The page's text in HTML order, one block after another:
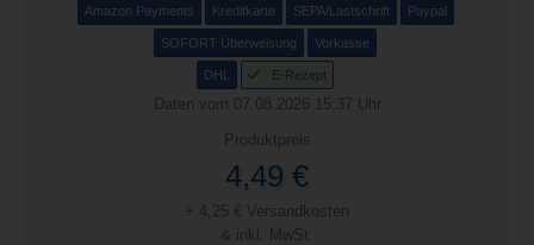
Amazon Payments Kreditkarte SEPA/Lastschrift Paypal
SOFORT Überweisung Vorkasse
DHL E-Rezept
Daten vom 07.08.2026 15:37 Uhr
Produktpreis
4,49 €
+ 4,25 € Versandkosten
& inkl. MwSt.